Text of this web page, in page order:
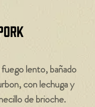
lento, bañado
con lechuga y
de brioche.